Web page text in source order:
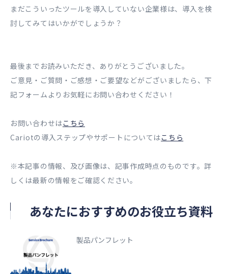
まだこういったツールを導入していない企業様は、導入を検
討してみてはいかがでしょうか？
最後までお読みいただき、ありがとうございました。
ご意見・ご質問・ご感想・ご要望などがございましたら、下
記フォームよりお気軽にお問い合わせください！
お問い合わせはこちら
Cariotの導入ステップやサポートについてはこちら
※本記事の情報、及び画像は、記事作成時点のものです。詳
しくは最新の情報をご確認ください。
あなたにおすすめのお役立ち資料
製品パンフレット